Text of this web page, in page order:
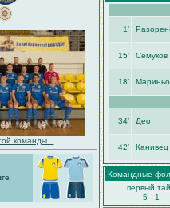
команды...
1′
15′ Семуков
18′ Мариньо
34′ Део
42′ Канивец
Командные
первый
5 - 1